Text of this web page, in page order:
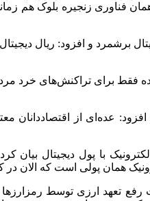
فناوری زنجیره بلوک
برشمرد و افزود: ریال
فقط برای تراکنش‌های خرد
تا زیر ۱۵ میلیون تومان اعلام کرد و
با پول دیجیتال بیان
همان پولی است که الان
تعهد ارزی توسط رمزارزها